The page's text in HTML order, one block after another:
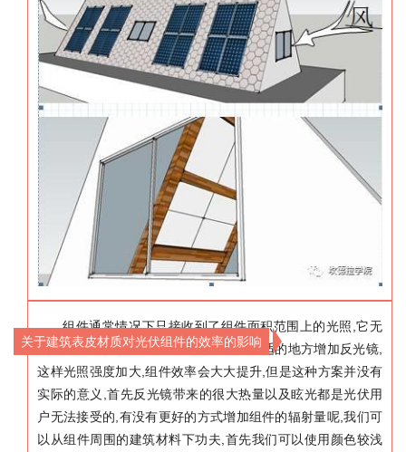
关于建筑表皮材质对光伏组件的效率的影响
组件通常情况下只接收到了组件面积范围上的光照 ,它无
法主动捕获其他面积内的光照,如果在合适的地方增加反光镜,
这样光照强度加大,组件效率会大大提升,但是这种方案并没有
实际的意义 ,首先反光镜带来的很大热量以及眩光都是光伏用
户无法接受的,有没有更好的方式增加组件的辐射量呢,我们可
以从组件周围的建筑材料下功夫,首先我们可以使用颜色较浅